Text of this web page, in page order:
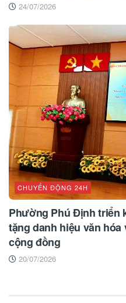
24/07/2026
CHUYỂN ĐỘNG 24H
Phường Phú Định triển
tặng danh hiệu văn
cộng đồng
20/07/2026